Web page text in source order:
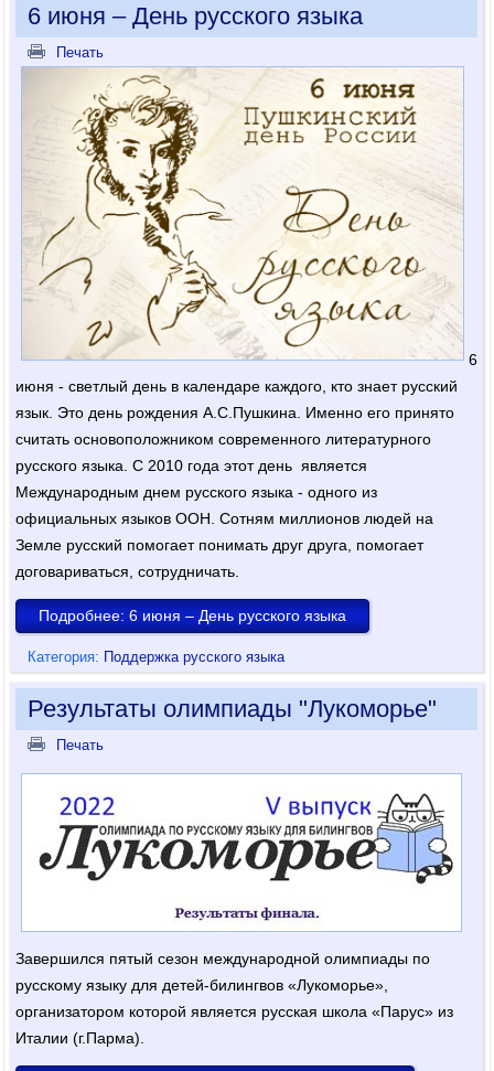
6 июня – День русского языка
Печать
6
июня - светлый день в календаре каждого, кто знает русский
язык. Это день рождения А.С.Пушкина. Именно его принято
считать основоположником современного литературного
русского языка. С 2010 года этот день является
Международным днем русского языка - одного из
официальных языков ООН. Сотням миллионов людей на
Земле русский помогает понимать друг друга, помогает
договариваться, сотрудничать.
Подробнее: 6 июня – День русского языка
Категория: Поддержка русского языка
Результаты олимпиады "Лукоморье"
Печать
Завершился пятый сезон международной олимпиады по
русскому языку для детей-билингвов «Лукоморье»,
организатором которой является русская школа «Парус» из
Италии (г.Парма).